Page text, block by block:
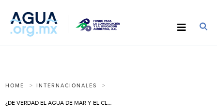
HOME INTERNACIONALES